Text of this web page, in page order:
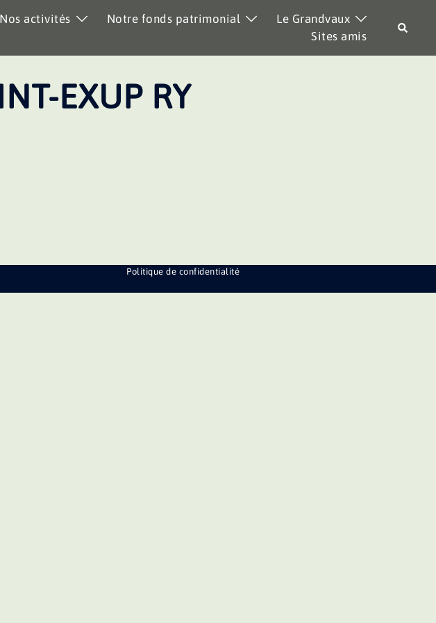
Nos activités Notre fonds patrimonial
Le Grandvaux
Sites amis
EXUP RY
Politique de confidentialité